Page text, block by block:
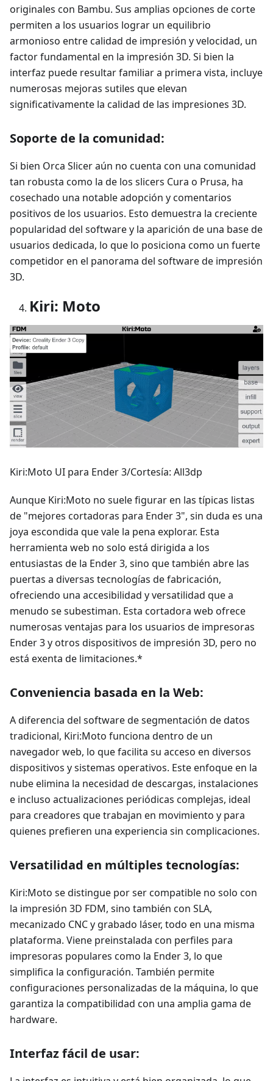
originales con Bambu. Sus amplias opciones de corte
permiten a los usuarios lograr un equilibrio
armonioso entre calidad de impresión y velocidad, un
factor fundamental en la impresión 3D. Si bien la
interfaz puede resultar familiar a primera vista, incluye
numerosas mejoras sutiles que elevan
significativamente la calidad de las impresiones 3D.
Soporte de la comunidad:
Si bien Orca Slicer aún no cuenta con una comunidad
tan robusta como la de los slicers Cura o Prusa, ha
cosechado una notable adopción y comentarios
positivos de los usuarios. Esto demuestra la creciente
popularidad del software y la aparición de una base de
usuarios dedicada, lo que lo posiciona como un fuerte
competidor en el panorama del software de impresión
3D.
Kiri: Moto
Kiri:Moto UI para Ender 3/Cortesía: All3dp
Aunque Kiri:Moto no suele figurar en las típicas listas
de "mejores cortadoras para Ender 3", sin duda es una
joya escondida que vale la pena explorar. Esta
herramienta web no solo está dirigida a los
entusiastas de la Ender 3, sino que también abre las
puertas a diversas tecnologías de fabricación,
ofreciendo una accesibilidad y versatilidad que a
menudo se subestiman. Esta cortadora web ofrece
numerosas ventajas para los usuarios de impresoras
Ender 3 y otros dispositivos de impresión 3D, pero no
está exenta de limitaciones.*
Conveniencia basada en la Web:
A diferencia del software de segmentación de datos
tradicional, Kiri:Moto funciona dentro de un
navegador web, lo que facilita su acceso en diversos
dispositivos y sistemas operativos. Este enfoque en la
nube elimina la necesidad de descargas, instalaciones
e incluso actualizaciones periódicas complejas, ideal
para creadores que trabajan en movimiento y para
quienes prefieren una experiencia sin complicaciones.
Versatilidad en múltiples tecnologías:
Kiri:Moto se distingue por ser compatible no solo con
la impresión 3D FDM, sino también con SLA,
mecanizado CNC y grabado láser, todo en una misma
plataforma. Viene preinstalada con perfiles para
impresoras populares como la Ender 3, lo que
simplifica la configuración. También permite
configuraciones personalizadas de la máquina, lo que
garantiza la compatibilidad con una amplia gama de
hardware.
Interfaz fácil de usar: